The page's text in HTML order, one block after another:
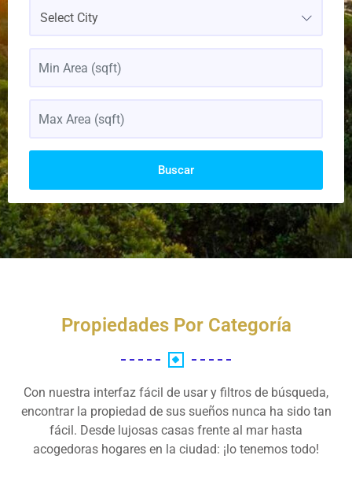
Select City
Buscar
Propiedades Por Categoría
Con nuestra interfaz fácil de usar y filtros de búsqueda,
encontrar la propiedad de sus sueños nunca ha sido tan
fácil. Desde lujosas casas frente al mar hasta
acogedoras hogares en la ciudad: ¡lo tenemos todo!